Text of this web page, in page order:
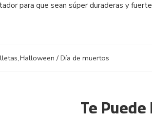
para que sean súper duraderas y
,Halloween / Día de muertos
Te